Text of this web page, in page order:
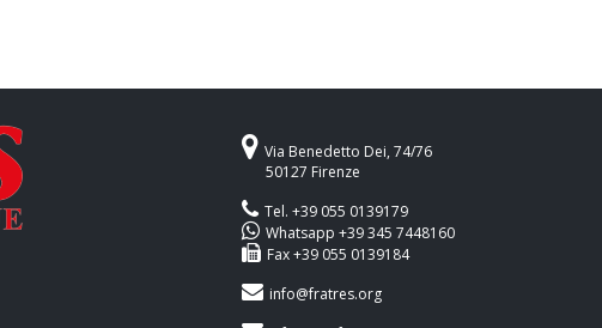
Via Benedetto Dei, 74/76
50127 Firenze
Tel. +39 055 0139179
Whatsapp +39 345 7448160
Fax +39 055 0139184
info@fratres.org